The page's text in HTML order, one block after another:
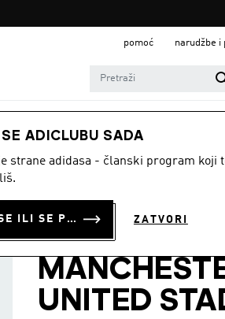
pomoć narudžbe i
SE ADICLUBU SADA
strane adidasa - članski program koji
PRIJAVI SE ILI SE PRIDRUŽI SADA ZATVORI
MUŠKARCI Odjeća
MAJICA S
GRAFIČKIM
MOTIVIMA
UNITED